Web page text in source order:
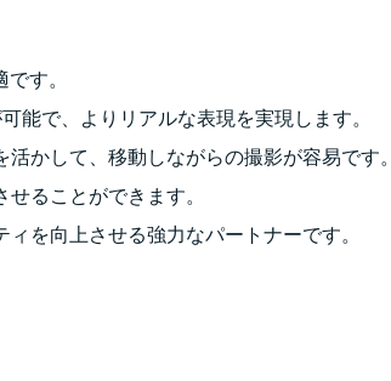
す。
能で、よりリアルな表現を実現します。
かして、移動しながらの撮影が容易です。
ることができます。
を向上させる強力なパートナーです。